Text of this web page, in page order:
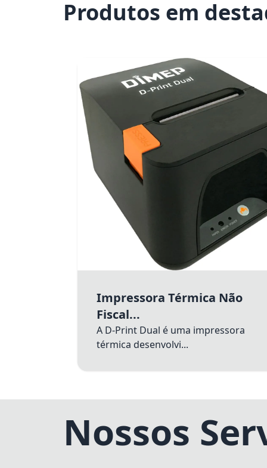
Produtos em
Impressora Térmica Não
Fiscal...
A D-Print Dual é uma impressora
térmica desenvolvi...
Nossos